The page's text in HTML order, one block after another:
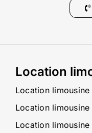
Location
Location limousine
Location
Location